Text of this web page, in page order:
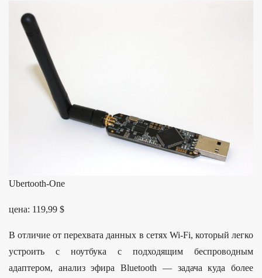
Ubertooth-One
цена: 119,99 $
В отличие от перехвата данных в сетях Wi-Fi, который легко
устроить с ноутбука с подходящим беспроводным
адаптером, анализ эфира Bluetooth — задача куда более